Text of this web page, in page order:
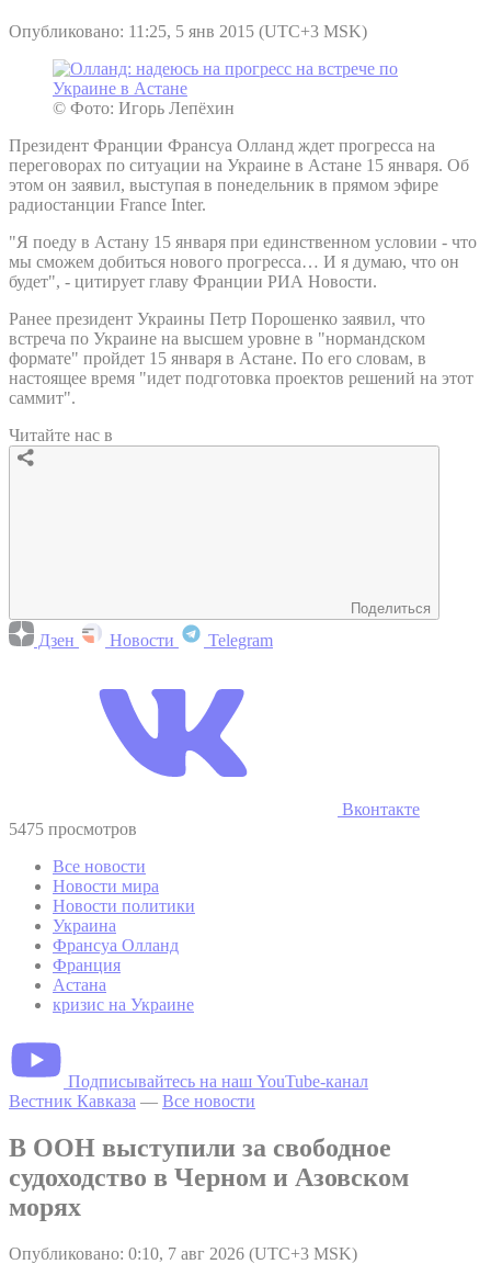
Опубликовано: 11:25, 5 янв 2015 (UTC+3 MSK)
© Фото: Игорь Лепёхин
Президент Франции Франсуа Олланд ждет прогресса на
переговорах по ситуации на Украине в Астане 15 января. Об
этом он заявил, выступая в понедельник в прямом эфире
радиостанции France Inter.
"Я поеду в Астану 15 января при единственном условии - что
мы сможем добиться нового прогресса… И я думаю, что он
будет", - цитирует главу Франции РИА Новости.
Ранее президент Украины Петр Порошенко заявил, что
встреча по Украине на высшем уровне в "нормандском
формате" пройдет 15 января в Астане. По его словам, в
настоящее время "идет подготовка проектов решений на этот
саммит".
Читайте нас в
Поделиться
Дзен Новости Telegram
Вконтакте
5475 просмотров
Все новости
Новости мира
Новости политики
Украина
Франсуа Олланд
Франция
Астана
кризис на Украине
Подписывайтесь на наш YouTube-канал
Вестник Кавказа — Все новости
В ООН выступили за свободное
судоходство в Черном и Азовском
морях
Опубликовано: 0:10, 7 авг 2026 (UTC+3 MSK)